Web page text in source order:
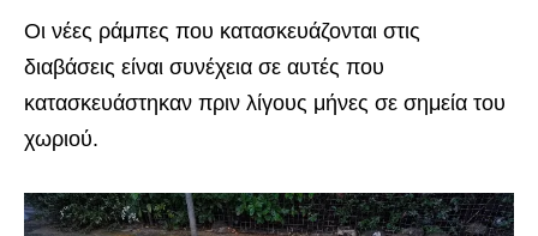
Οι νέες ράμπες που κατασκευάζονται στις
διαβάσεις είναι συνέχεια σε αυτές που
κατασκευάστηκαν πριν λίγους μήνες σε σημεία του
χωριού.